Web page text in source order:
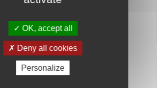
LED over 3 - REF 25019
15,00 €
OK, accept all
Deny all cookies
Personalize